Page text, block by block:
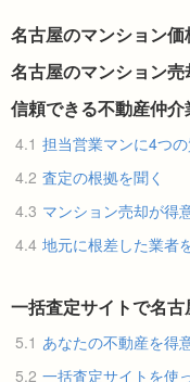
名古屋のマンション
名古屋のマンション売
信頼できる不動産仲
4.1 担当営業マンに4つ
4.2 査定の根拠を聞く
4.3 マンション売却が得
4.4 地元に根差した業者
一括査定サイトで名
5.1 あなたの不動産を得
5.2 一括査定サイトを使